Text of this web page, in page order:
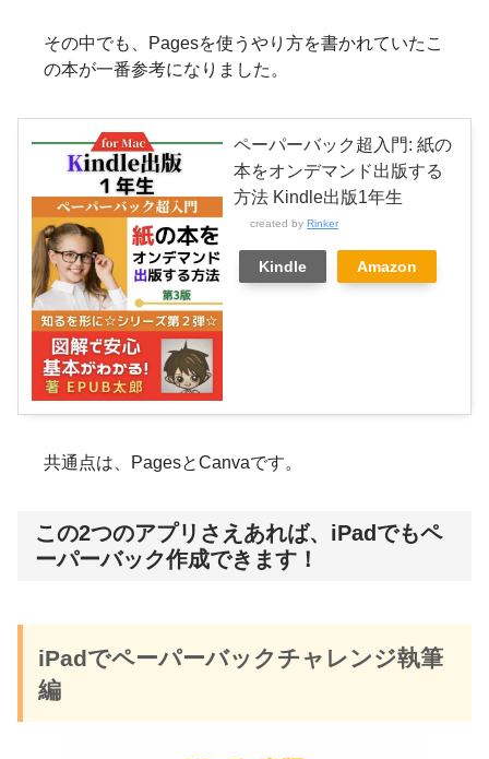
その中でも、Pagesを使うやり方を書かれていたこ
の本が一番参考になりました。
ペーパーバック超入門: 紙の
本をオンデマンド出版する
方法 Kindle出版1年生
created by Rinker
Kindle Amazon
共通点は、PagesとCanvaです。
この2つのアプリさえあれば、iPadでもペ
ーパーバック作成できます！
iPadでペーパーバックチャレンジ執筆
編